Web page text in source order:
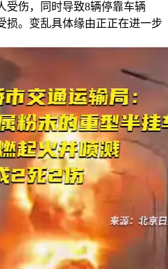
受伤，同时导致8辆停靠车辆
损。变乱具体缘由正正在进一步